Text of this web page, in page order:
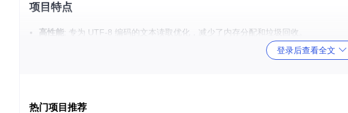
项目特点
高性能: 专为 UTF-8 编码的文本读取优化，减少了内存分配和垃圾回收。
相似的 API，易于迁移现有代码。
: 支持多类型的换行字符，并考虑了 BOM（字节顺序标记）。
要开始使用，只需通过 NuGet 安装
登录后查看全文
热门项目推荐